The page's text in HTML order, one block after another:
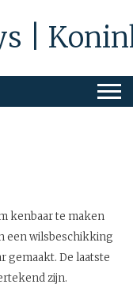
|
kenbaar te maken
een wilsbeschikking
gemaakt. De laatste
zijn.